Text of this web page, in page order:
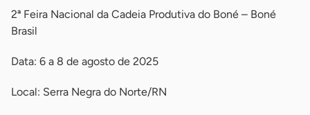
2ª Feira Nacional da Cadeia Produtiva do Boné – Boné
Brasil
Data: 6 a 8 de agosto de 2025
Local: Serra Negra do Norte/RN